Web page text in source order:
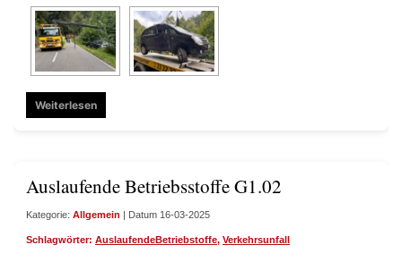
Weiterlesen
Auslaufende Betriebsstoffe G1.02
Kategorie: Allgemein | Datum 16-03-2025
Schlagwörter: AuslaufendeBetriebstoffe, Verkehrsunfall